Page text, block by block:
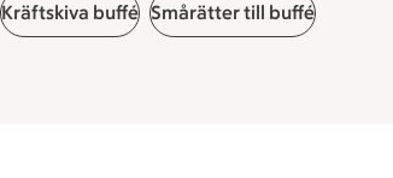
Kräftskiva buffé Smårätter till buffé